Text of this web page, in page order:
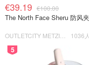
€39.19 €100.00
The North Face Sheru 防风
1036
5